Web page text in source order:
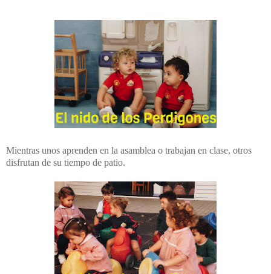
Mientras unos aprenden en la asamblea o trabajan en clase, otros
disfrutan de su tiempo de patio.